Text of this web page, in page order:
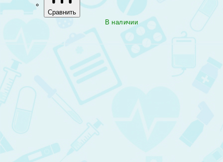
Сравнить
В наличии